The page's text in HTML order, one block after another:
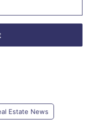
Estate News